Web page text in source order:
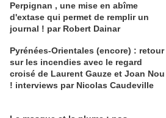
Perpignan , une mise en abîme
d'extase qui permet de remplir un
journal ! par Robert Dainar
Pyrénées-Orientales (encore) : retour
sur les incendies avec le regard
croisé de Laurent Gauze et Joan Nou
! interviews par Nicolas Caudeville